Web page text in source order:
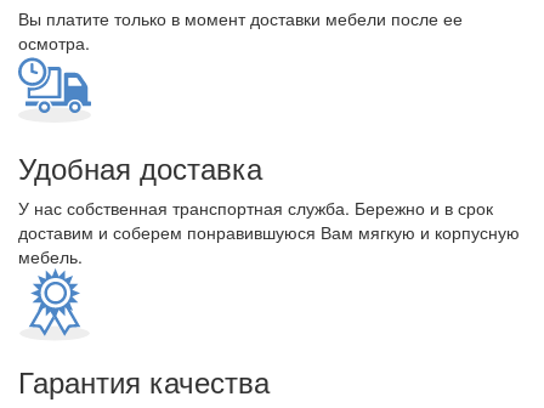
Вы платите только в момент доставки мебели после ее
осмотра.
Удобная доставка
У нас собственная транспортная служба. Бережно и в срок
доставим и соберем понравившуюся Вам мягкую и корпусную
мебель.
Гарантия качества